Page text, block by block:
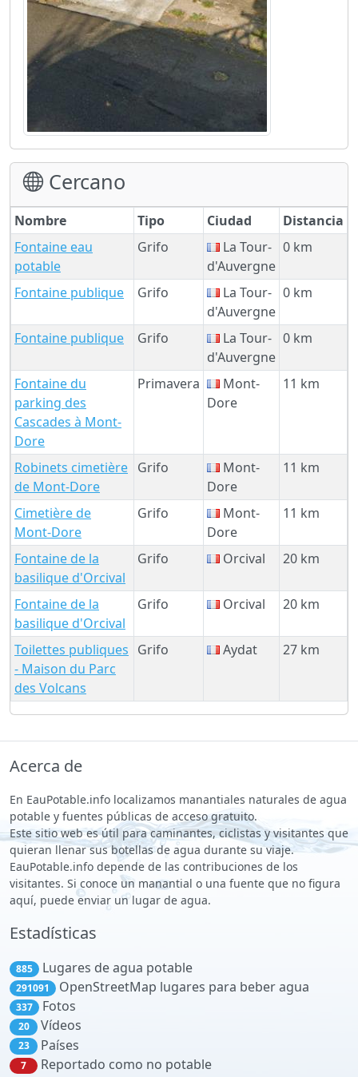
Cercano
Nombre Tipo Ciudad
Distancia
Fontaine eau
potable
Grifo
La Tour-
d'Auvergne
0 km
Fontaine publique Grifo
La Tour-
d'Auvergne
0 km
Fontaine publique Grifo
La Tour-
d'Auvergne
0 km
Fontaine du
parking des
Cascades à Mont-
Dore
Primavera
Mont-
Dore
11 km
Robinets cimetière
de Mont-Dore
Grifo
Mont-
Dore
11 km
Cimetière de
Mont-Dore
Grifo
Mont-
Dore
11 km
Fontaine de la
basilique d'Orcival
Grifo Orcival 20 km
Fontaine de la
basilique d'Orcival
Grifo Orcival 20 km
Toilettes publiques
- Maison du Parc
des Volcans
Grifo Aydat 27 km
Acerca de
En EauPotable.info localizamos manantiales naturales de agua
potable y fuentes públicas de acceso gratuito.
Este sitio web es útil para caminantes, ciclistas y visitantes que
quieran llenar sus botellas de agua durante su viaje.
EauPotable.info depende de las contribuciones de los
visitantes. Si conoce un manantial o una fuente que no figura
aquí, puede enviar un lugar de agua.
Estadísticas
885 Lugares de agua potable
291091 OpenStreetMap lugares para beber agua
337 Fotos
20 Vídeos
23 Países
7 Reportado como no potable